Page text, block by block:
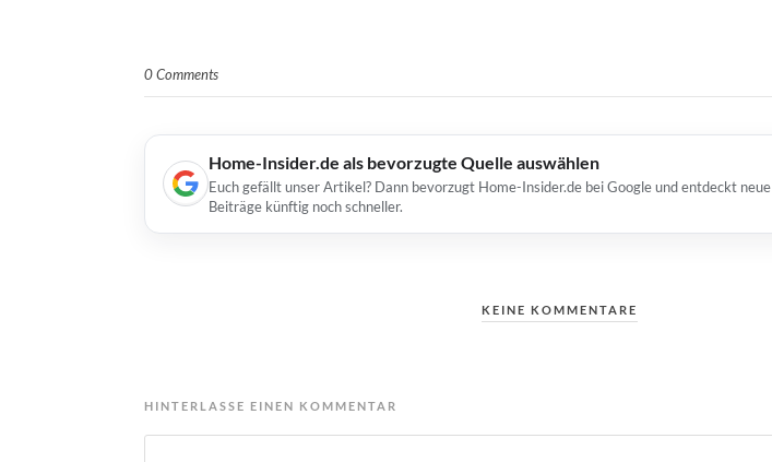
0 Comments
Home-Insider.de als bevorzugte Quelle auswählen
Euch gefällt unser Artikel? Dann bevorzugt Home-Insider.de bei Google und entdeckt neue
Beiträge künftig noch schneller.
KEINE KOMMENTARE
HINTERLASSE EINEN KOMMENTAR